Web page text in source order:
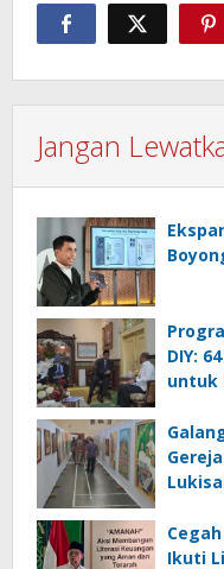
Jangan
DIY:
untuk
Ikuti